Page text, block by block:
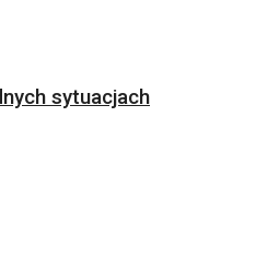
sytuacjach